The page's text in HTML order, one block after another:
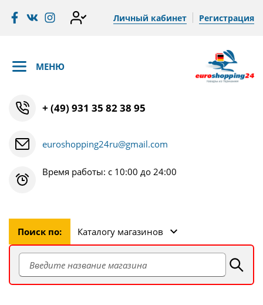
Личный кабинет Регистрация
МЕНЮ
+ (49) 931 35 82 38 95
euroshopping24ru@gmail.com
Время работы: с 10:00 до 24:00
Поиск по: Каталогу магазинов